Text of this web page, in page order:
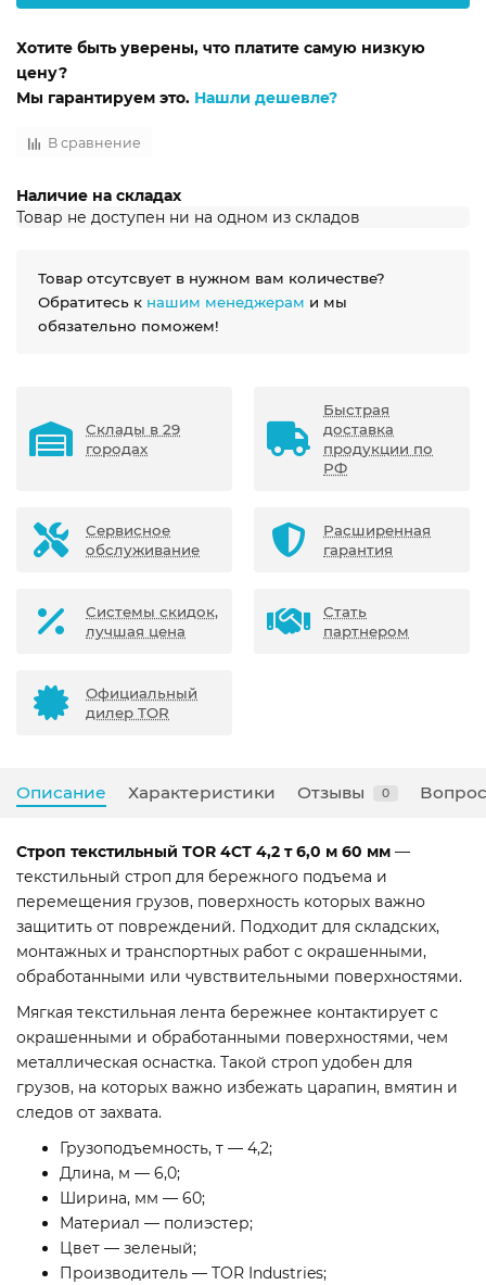
Хотите быть уверены, что платите самую низкую
цену?
Мы гарантируем это. Нашли дешевле?
В сравнение
Наличие на складах
Товар не доступен ни на одном из складов
Товар отсутсвует в нужном вам количестве?
Обратитесь к нашим менеджерам и мы
обязательно поможем!
Склады в 29
городах
Быстрая
доставка
продукции по
РФ
Сервисное
обслуживание
Расширенная
гарантия
Системы скидок,
лучшая цена
Стать
партнером
Официальный
дилер TOR
Описание Характеристики Отзывы 0
Строп текстильный TOR 4СТ 4,2 т 6,0 м 60 мм —
текстильный строп для бережного подъема и
перемещения грузов, поверхность которых важно
защитить от повреждений. Подходит для складских,
монтажных и транспортных работ с окрашенными,
обработанными или чувствительными поверхностями.
Мягкая текстильная лента бережнее контактирует с
окрашенными и обработанными поверхностями, чем
металлическая оснастка. Такой строп удобен для
грузов, на которых важно избежать царапин, вмятин и
следов от захвата.
Грузоподъемность, т — 4,2;
Длина, м — 6,0;
Ширина, мм — 60;
Материал — полиэстер;
Цвет — зеленый;
Производитель — TOR Industries;